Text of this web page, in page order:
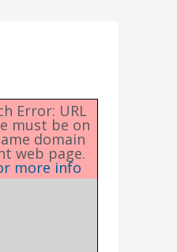
Error: URL
must be on
domain
web page.
more info